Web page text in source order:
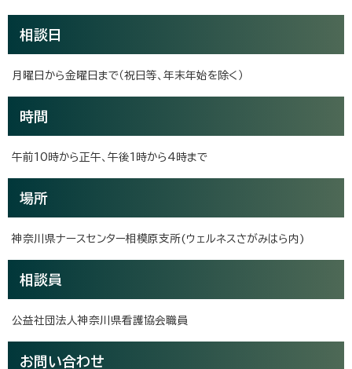
相談日
月曜日から金曜日まで（祝日等、年末年始を除く）
時間
午前10時から正午、午後1時から4時まで
場所
神奈川県ナースセンター相模原支所(ウェルネスさがみはら内)
相談員
公益社団法人神奈川県看護協会職員
お問い合わせ